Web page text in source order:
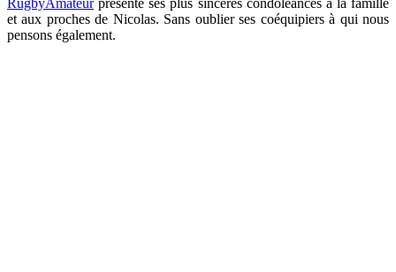
RugbyAmateurprésente ses plus sincères condoléances à la famille
et aux proches de Nicolas. Sans oublier ses coéquipiers à qui nous
pensons également.